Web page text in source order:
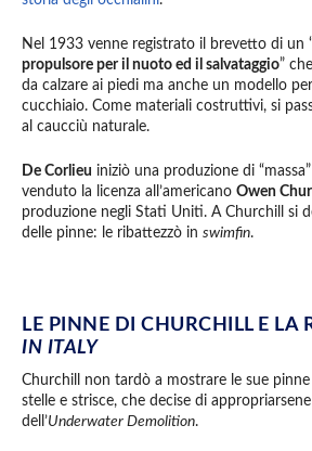
Nel 1933 venne registrato il brevetto di un “
propulsore per il nuoto ed il salvataggio”
da calzare ai piedi ma anche un modello
cucchiaio. Come materiali costruttivi, si
al caucciù naturale.
De Corlieu iniziò una produzione di
venduto la licenza all’americano Owen
produzione negli Stati Uniti. A Churchill si
delle pinne: le ribattezzò in swimfin.
LE PINNE DI CHURCHILL E LA
IN ITALY
Churchill non tardò a mostrare le sue pinne
stelle e strisce, che decise di
dell’Underwater Demolition.